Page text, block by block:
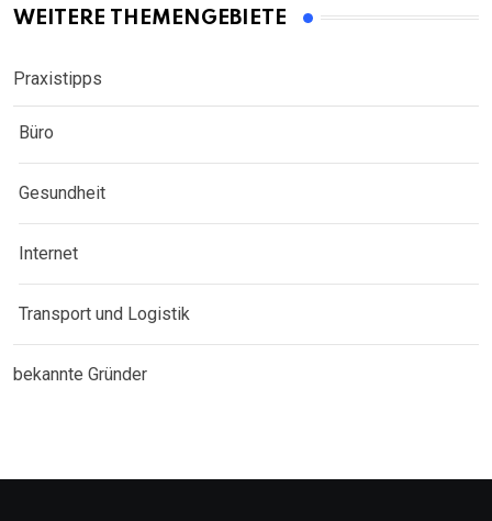
WEITERE THEMENGEBIETE
Praxistipps
Büro
Gesundheit
Internet
Transport und Logistik
bekannte Gründer